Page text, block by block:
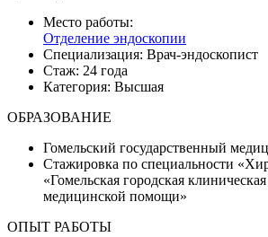
Место работы:
Отделение эндоскопии
Специализация: Врач-эндоскопист
Стаж: 24 года
Категория: Высшая
ОБРАЗОВАНИЕ
Гомельский государственный
Стажировка по специальности
«Гомельская городская
медицинской помощи»
ОПЫТ РАБОТЫ